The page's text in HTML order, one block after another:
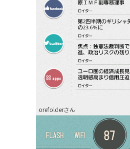
orefolderさん